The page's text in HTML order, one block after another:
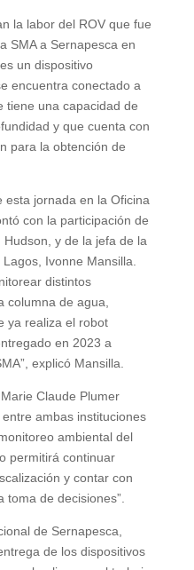
la labor del ROV que fue
SMA a Sernapesca en
un dispositivo
encuentra conectado a
tiene una capacidad de
y que cuenta con
para la obtención de
esta jornada en la Oficina
con la participación de
y de la jefa de la
Ivonne Mansilla.
distintos
columna de agua,
ya realiza el robot
en 2023 a
explicó Mansilla.
Claude Plumer
ambas instituciones
ambiental del
permitirá continuar
y contar con
toma de decisiones”.
de Sernapesca,
de los dispositivos